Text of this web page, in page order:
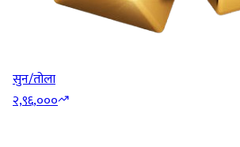
सुन/तोला
२,९६,०००